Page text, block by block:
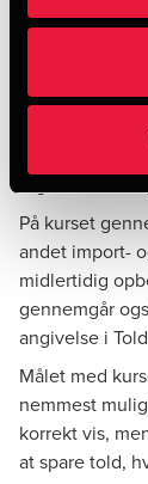
Hvis du vil
dig vores
regler for
told og
reglerne eller
På kurset
andet import-
midlertidig
gennemgår
angivelse i
Målet med
nemmest
korrekt vis,
at spare told,